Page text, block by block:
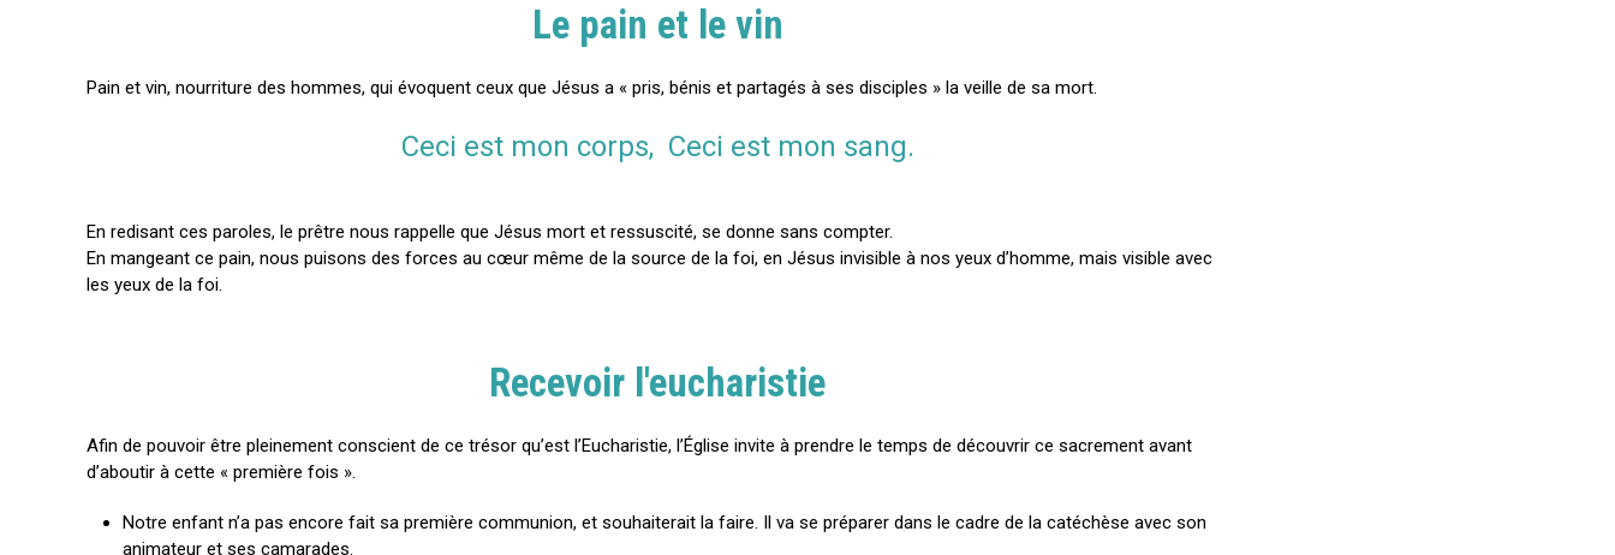
Le pain et le vin
Pain et vin, nourriture des hommes, qui évoquent ceux que Jésus a « pris, bénis et partagés à ses disciples » la veille de sa mort.
Ceci est mon corps, Ceci est mon sang.
En redisant ces paroles, le prêtre nous rappelle que Jésus mort et ressuscité, se donne sans compter.
En mangeant ce pain, nous puisons des forces au cœur même de la source de la foi, en Jésus invisible à nos yeux d’homme, mais visible avec
les yeux de la foi.
Recevoir l'eucharistie
Afin de pouvoir être pleinement conscient de ce trésor qu’est l’Eucharistie, l’Église invite à prendre le temps de découvrir ce sacrement avant
d’aboutir à cette « première fois ».
Notre enfant n’a pas encore fait sa première communion, et souhaiterait la faire. Il va se préparer dans le cadre de la catéchèse avec son
animateur et ses camarades.